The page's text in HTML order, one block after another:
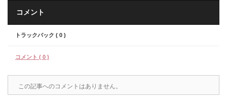
コメント
トラックバック ( 0 )
コメント ( 0 )
この記事へのコメントはありません。